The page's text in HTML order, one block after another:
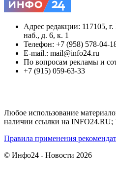
Адрес редакции: 117105,
наб., д. 6, к. 1
Телефон: +7 (958) 578-04-
E-mail.: mail@info24.ru
По вопросам рекламы и
+7 (915) 059-63-33
Любое использование
наличии ссылки на INFO24.RU;
Правила применения
© Инфо24 - Новости 2026